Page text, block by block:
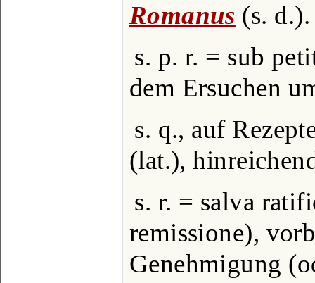
Romanus (s. d.).
s. p. r. = sub
dem Ersuchen
s. q., auf
(lat.),
s. r. = salva
remissione),
Genehmigung